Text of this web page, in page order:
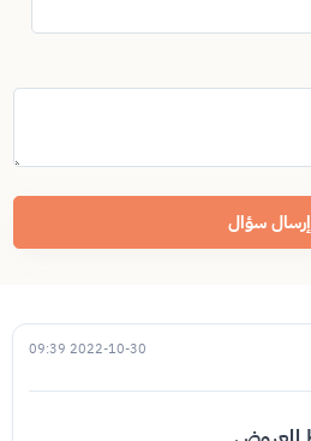
إرسال سؤال
2022-10-30 09:39